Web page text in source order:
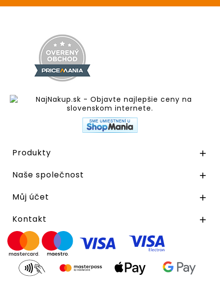
Produkty 
Naše společnost 
Můj účet 
Kontakt 